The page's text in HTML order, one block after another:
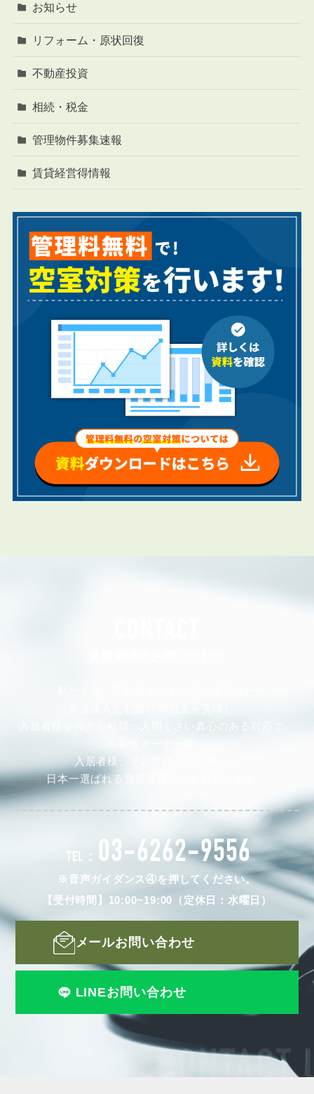
お知らせ
リフォーム・原状回復
不動産投資
相続・税金
管理物件募集速報
賃貸経営得情報
CONTACT
入居者様や仲介会社様へ人間くさい真心のある対応で、
入居者様、そして仲介会社様から
日本一選ばれる賃貸管理会社を目指します。
TEL： 03-6262-9556
※音声ガイダンス④を押してください。
【受付時間】10:00~19:00（定休日：水曜日）
メールお問い合わせ
LINEお問い合わせ